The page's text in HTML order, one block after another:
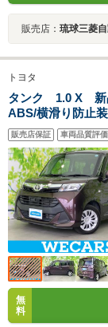
販売店： 琉球三菱
トヨタ
タンク 1.0 X 新
ABS/横滑り防止
ンドウ/エンジン
ーステアリング/
販売店保証 車両品質評
無
料